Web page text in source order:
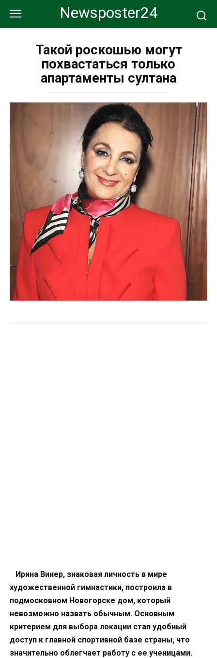
контенту
Newsposter24
Такой роскошью могут
похвастаться только
апартаменты султана
Ирина Винер, знаковая личность в мире
художественной гимнастики, построила в
подмосковном Новогорске дом, который
невозможно назвать обычным. Основным
критерием для выбора локации стал удобный
доступ к главной спортивной базе страны, что
значительно облегчает работу с ее ученицами.